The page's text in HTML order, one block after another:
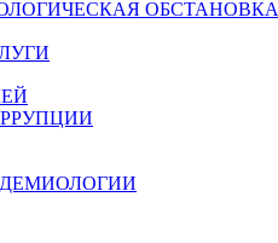
ОБСТАНОВКА